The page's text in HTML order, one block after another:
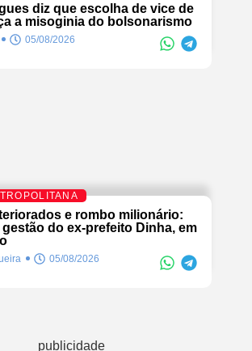
diz que escolha de vice de
a misoginia do bolsonarismo
05/08/2026
e rombo milionário:
gestão do ex-prefeito Dinha, em
05/08/2026
publicidade